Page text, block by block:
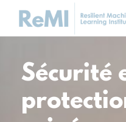
Sécurité